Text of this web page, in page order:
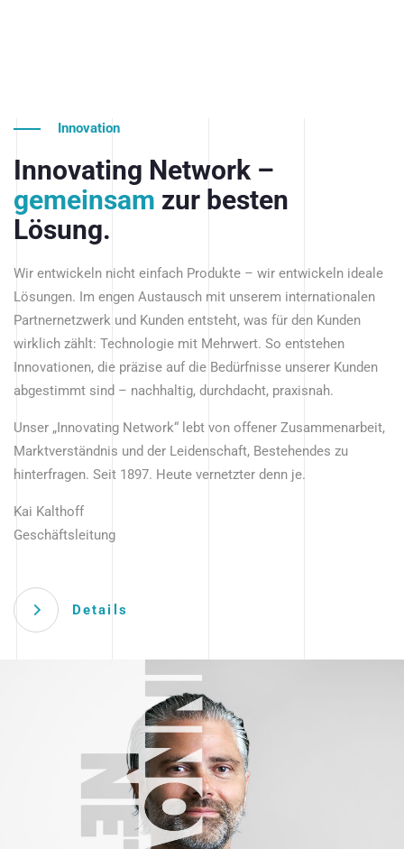
Innovation
Innovating Network –
gemeinsam zur besten
Lösung.
Wir entwickeln nicht einfach Produkte – wir entwickeln ideale
Lösungen. Im engen Austausch mit unserem internationalen
Partnernetzwerk und Kunden entsteht, was für den Kunden
wirklich zählt: Technologie mit Mehrwert. So entstehen
Innovationen, die präzise auf die Bedürfnisse unserer Kunden
abgestimmt sind – nachhaltig, durchdacht, praxisnah.
Unser „Innovating Network“ lebt von offener Zusammenarbeit,
Marktverständnis und der Leidenschaft, Bestehendes zu
hinterfragen. Seit 1897. Heute vernetzter denn je.
Kai Kalthoff
Geschäftsleitung
Details